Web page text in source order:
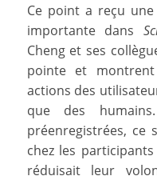
Ce point a reçu
importante dans
Cheng et ses
pointe et
actions des
que des
préenregistrées, ce
chez les
réduisait leur